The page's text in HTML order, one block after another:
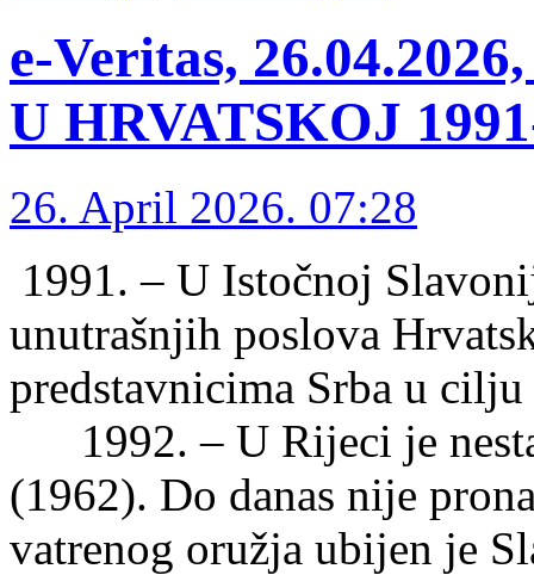
e-Veritas,
U HRVATSKOJ
26. April 2026. 07:28
1991. – U Istočnoj
unutrašnjih poslova
predstavnicima Srba u
1992. – U Rijeci je
(1962). Do danas nije
vatrenog oružja ubijen je